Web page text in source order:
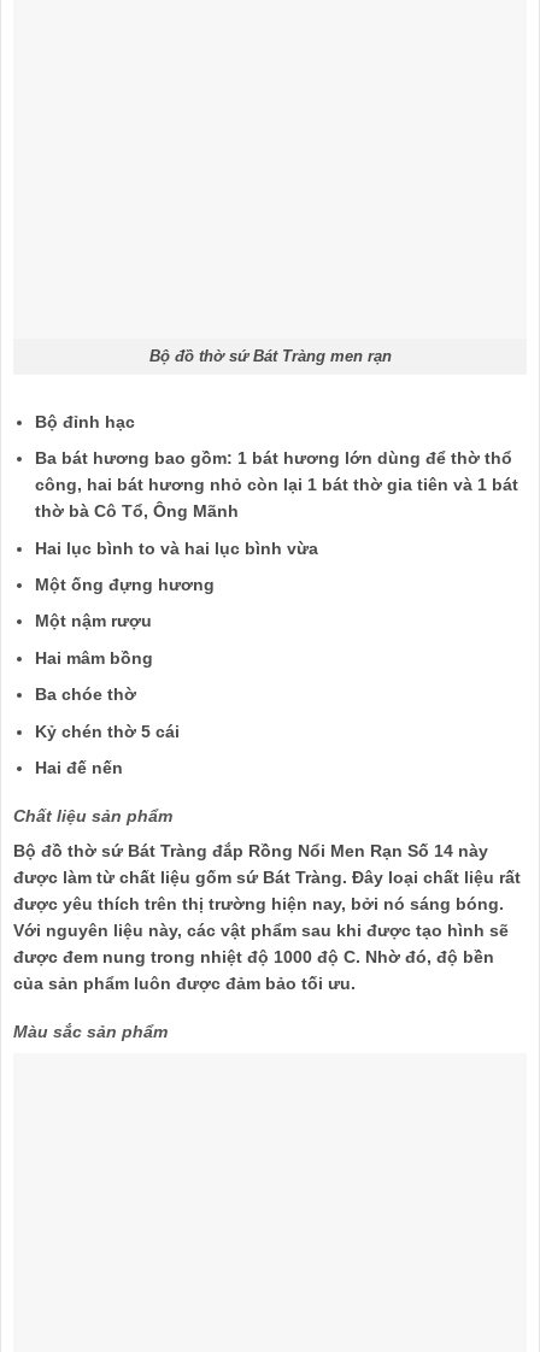
Bộ đồ thờ sứ Bát Tràng men rạn
Bộ đỉnh hạc
Ba bát hương bao gồm: 1 bát hương lớn dùng để thờ thổ
công, hai bát hương nhỏ còn lại 1 bát thờ gia tiên và 1 bát
thờ bà Cô Tổ, Ông Mãnh
Hai lục bình to và hai lục bình vừa
Một ống đựng hương
Một nậm rượu
Hai mâm bồng
Ba chóe thờ
Kỷ chén thờ 5 cái
Hai đế nến
Chất liệu sản phẩm
Bộ đồ thờ sứ Bát Tràng đắp Rồng Nổi Men Rạn Số 14 này
được làm từ chất liệu gốm sứ Bát Tràng. Đây loại chất liệu rất
được yêu thích trên thị trường hiện nay, bởi nó sáng bóng.
Với nguyên liệu này, các vật phẩm sau khi được tạo hình sẽ
được đem nung trong nhiệt độ 1000 độ C. Nhờ đó, độ bền
của sản phẩm luôn được đảm bảo tối ưu.
Màu sắc sản phẩm